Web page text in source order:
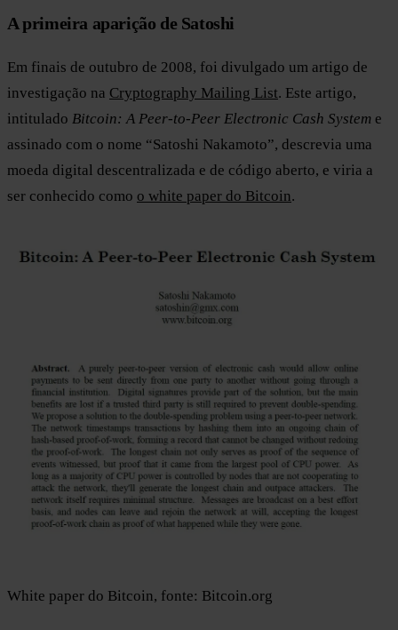
A primeira aparição de Satoshi
Em finais de outubro de 2008, foi divulgado um artigo de
investigação na Cryptography Mailing List. Este artigo,
intitulado Bitcoin: A Peer-to-Peer Electronic Cash System e
assinado com o nome “Satoshi Nakamoto”, descrevia uma
moeda digital descentralizada e de código aberto, e viria a
ser conhecido como o white paper do Bitcoin.
White paper do Bitcoin, fonte: Bitcoin.org